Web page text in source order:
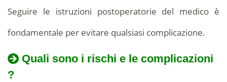
Seguire le istruzioni postoperatorie del medico è
fondamentale per evitare qualsiasi complicazione.
Quali sono i rischi e le complicazioni
?